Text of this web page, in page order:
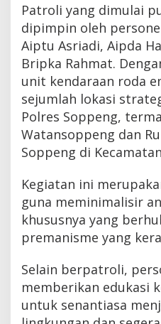
Patroli yang dimulai
dipimpin oleh
Aiptu Asriadi, Aipda
Bripka Rahmat.
unit kendaraan roda
sejumlah lokasi
Polres Soppeng,
Watansoppeng dan
Soppeng di
Kegiatan ini
guna meminimalisir
khususnya yang
premanisme yang
Selain berpatroli,
memberikan edukasi
untuk senantiasa